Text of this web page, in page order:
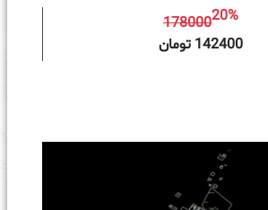
17800020%
142400 تومان